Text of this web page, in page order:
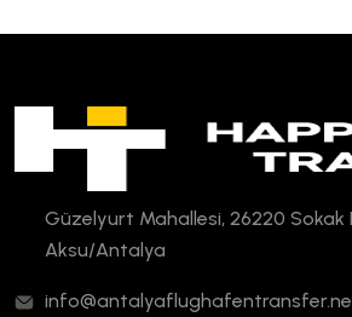
Güzelyurt Mahallesi, 26220 Sokak
Aksu/Antalya